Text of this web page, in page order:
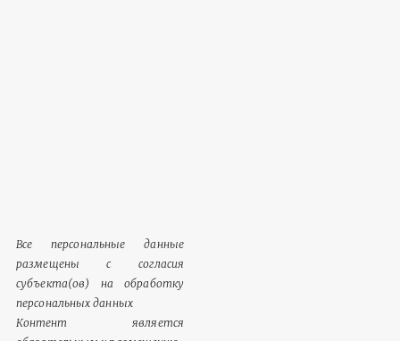
Все персональные данные
размещены с согласия
субъекта(ов) на обработку
персональных данных
Контент является